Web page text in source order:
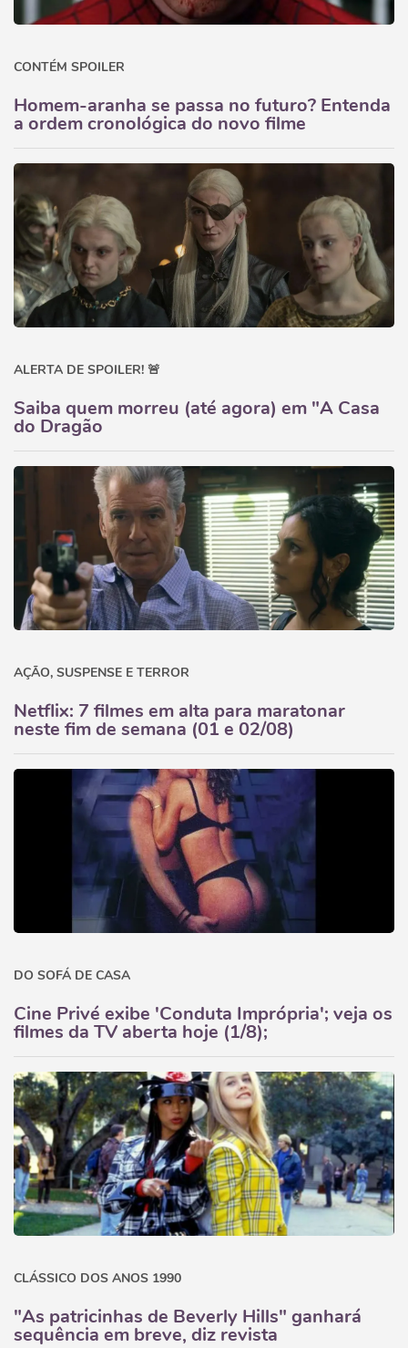
CONTÉM SPOILER
Homem-aranha se passa no futuro? Entenda
a ordem cronológica do novo filme
ALERTA DE SPOILER! 🚨
Saiba quem morreu (até agora) em "A Casa
do Dragão
AÇÃO, SUSPENSE E TERROR
Netflix: 7 filmes em alta para maratonar
neste fim de semana (01 e 02/08)
DO SOFÁ DE CASA
Cine Privé exibe 'Conduta Imprópria'; veja os
filmes da TV aberta hoje (1/8);
CLÁSSICO DOS ANOS 1990
"As patricinhas de Beverly Hills" ganhará
sequência em breve, diz revista